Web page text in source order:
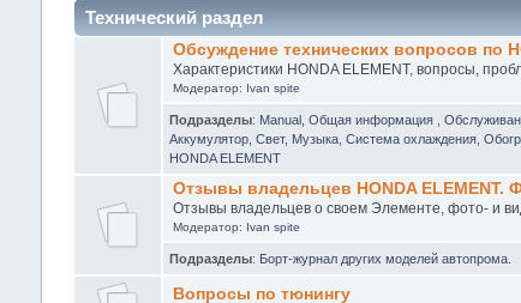
Технический раздел
Обсуждение технических вопросов по
Характеристики HONDA ELEMENT, вопросы,
Модератор: Ivan spite
Подразделы: Manual, Общая информация
Аккумулятор, Свет, Музыка, Система охлаждения,
HONDA ELEMENT
Отзывы владельцев HONDA ELEMENT.
Отзывы владельцев о своем Элементе, фото- и
Модератор: Ivan spite
Подразделы: Борт-журнал других моделей автопрома.
Вопросы по тюнингу